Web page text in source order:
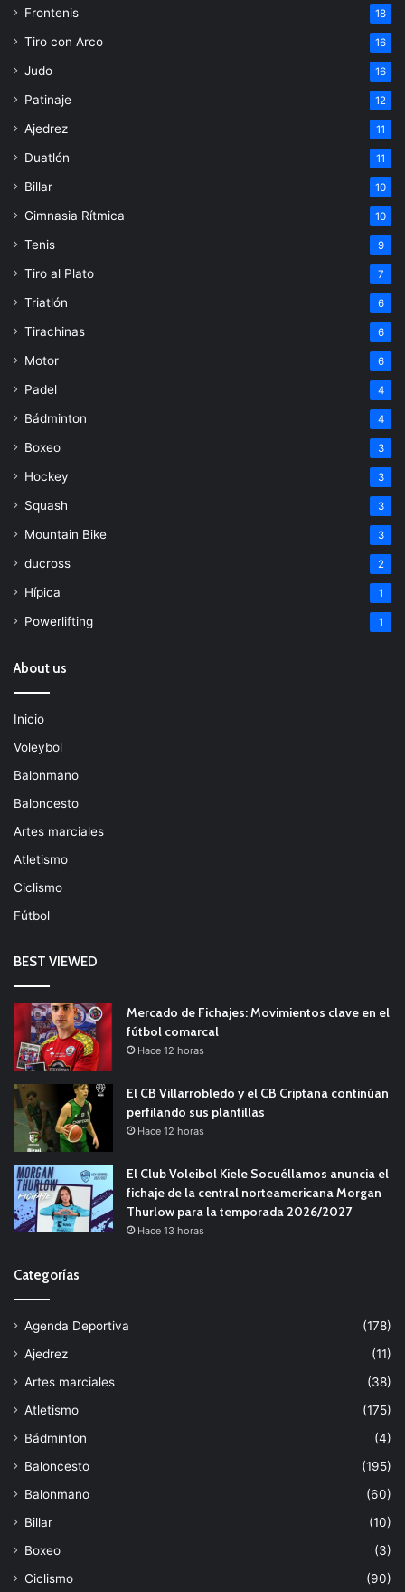
Frontenis 18
Tiro con Arco 16
Judo 16
Patinaje 12
Ajedrez 11
Duatlón 11
Billar 10
Gimnasia Rítmica 10
Tenis 9
Tiro al Plato 7
Triatlón 6
Tirachinas 6
Motor 6
Padel 4
Bádminton 4
Boxeo 3
Hockey 3
Squash 3
Mountain Bike 3
ducross 2
Hípica 1
Powerlifting 1
About us
Inicio
Voleybol
Balonmano
Baloncesto
Artes marciales
Atletismo
Ciclismo
Fútbol
BEST VIEWED
Mercado de Fichajes: Movimientos clave en el
fútbol comarcal
Hace 12 horas
El CB Villarrobledo y el CB Criptana continúan
perfilando sus plantillas
Hace 12 horas
El Club Voleibol Kiele Socuéllamos anuncia el
fichaje de la central norteamericana Morgan
Thurlow para la temporada 2026/2027
Hace 13 horas
Categorías
Agenda Deportiva
(178)
Ajedrez
(11)
Artes marciales
(38)
Atletismo
(175)
Bádminton
(4)
Baloncesto
(195)
Balonmano
(60)
Billar
(10)
Boxeo
(3)
Ciclismo
(90)